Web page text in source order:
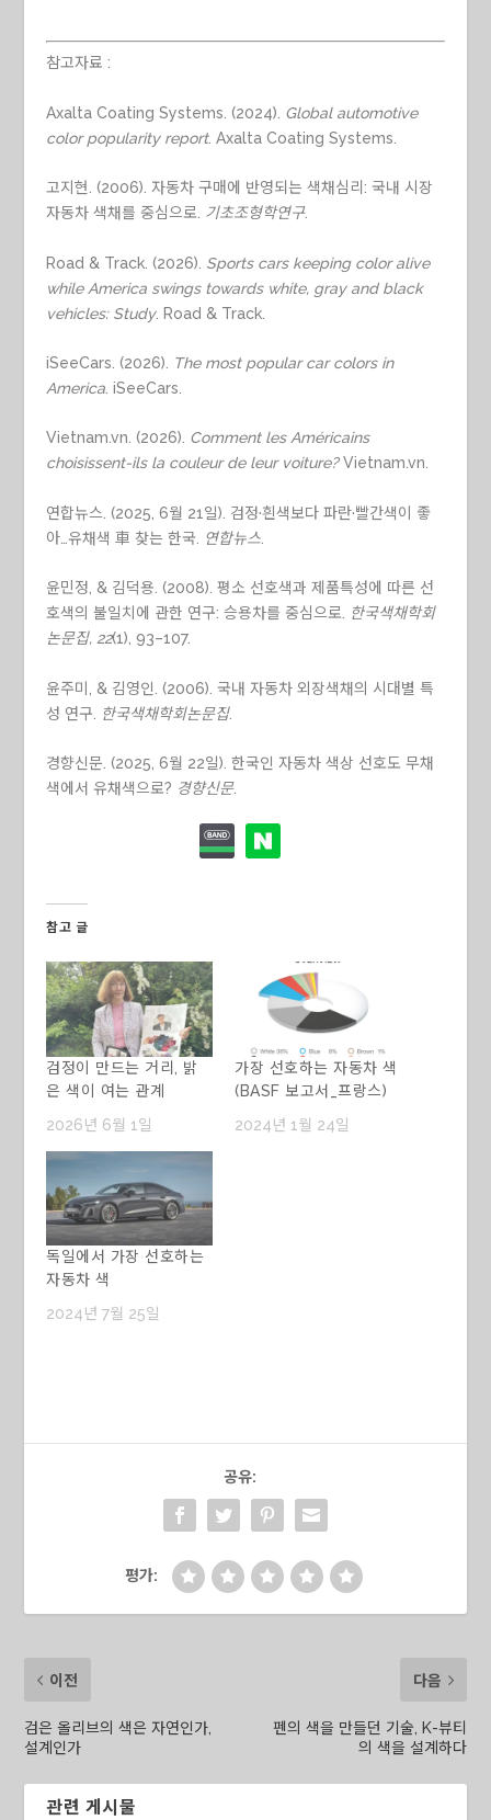
참고자료 :
Axalta Coating Systems. (2024). Global automotive
color popularity report. Axalta Coating Systems.
고지현. (2006). 자동차 구매에 반영되는 색채심리: 국내 시장
자동차 색채를 중심으로. 기초조형학연구.
Road & Track. (2026). Sports cars keeping color alive
while America swings towards white, gray and black
vehicles: Study. Road & Track.
iSeeCars. (2026). The most popular car colors in
America . iSeeCars.
Vietnam.vn. (2026). Comment les Américains
choisissent-ils la couleur de leur voiture?Vietnam.vn.
연합뉴스. (2025, 6월 21일). 검정·흰색보다 파란·빨간색이 좋
아…유채색 車 찾는 한국. 연합뉴스
윤민정, & 김덕용. (2008). 평소 선호색과 제품특성에 따른 선
호색의 불일치에 관한 연구: 승용차를 중심으로. 한국색채학회
논문집, 22(1), 93–107.
윤주미, & 김영인. (2006). 국내 자동차 외장색채의 시대별 특
성 연구.
한국색채학회논문집.
경향신문. (2025, 6월 22일). 한국인 자동차 색상 선호도 무채
색에서 유채색으로? 경향신문.
참고 글
검정이 만드는 거리, 밝
은 색이 여는 관계
2026년 6월 1일
가장 선호하는 자동차 색
(BASF 보고서_프랑스)
2024년 1월 24일
독일에서 가장 선호하는
자동차 색
2024년 7월 25일
공유:
평가:
이전
검은 올리브의 색은 자연인가,
설계인가
다음
펜의 색을 만들던 기술, K-뷰티
의 색을 설계하다
관련 게시물